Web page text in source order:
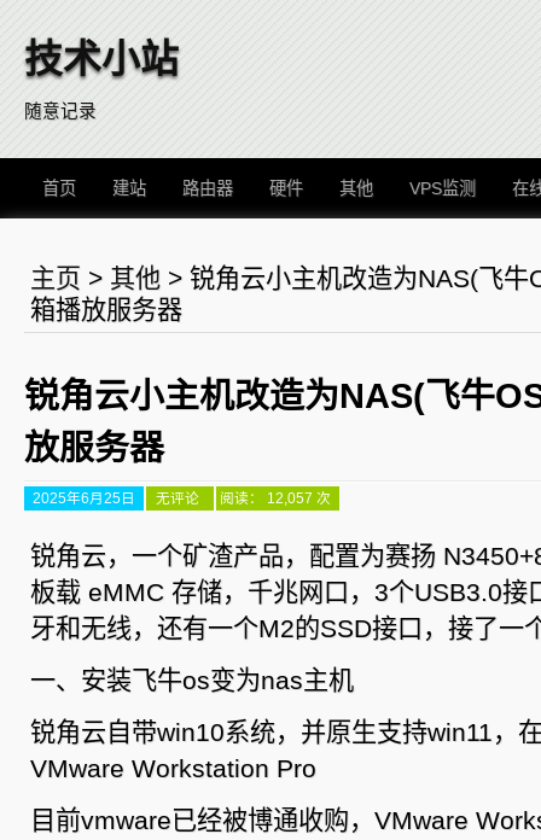
技术小站
随意记录
首页 建站 路由器 硬件 其他 VPS监测 在
主页 > 其他 > 锐角云小主机改造为NAS(飞牛
箱播放服务器
锐角云小主机改造为NAS(飞牛
放服务器
2025年6月25日
锐
角
小
主
机
改
造
为
牛
OS)
爱
箱
服
务
无评论 阅读： 12,057 次
锐角云，一个矿渣产品，配置为赛扬
板载 eMMC 存储，千兆网口，3个USB3.0接
牙和无线，还有一个M2的SSD接口，接了一
一、安装飞牛os变为nas主机
锐角云自带win10系统，并原生支持win11，
VMware Workstation Pro
目前vmware已经被博通收购，VMware